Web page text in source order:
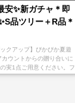
安✨新ガチャ＊即
品ツリー＋R品＊
スの木＋色づく田
ーク
クアップ】ぴかぴか夏遊
ウントからの贈り合いに
実1点ご用意ください。フ
ますので購入後、ユーザ